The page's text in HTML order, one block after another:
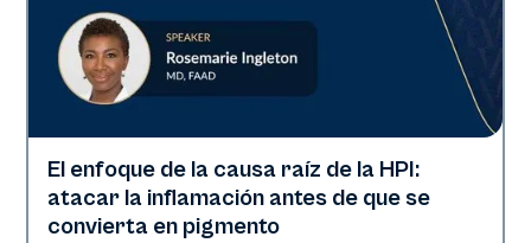
Neo Elite
El enfoque de la causa raíz de la HPI:
atacar la inflamación antes de que se
convierta en pigmento